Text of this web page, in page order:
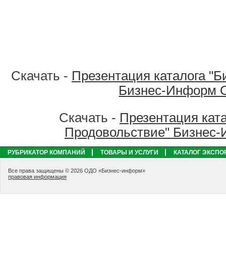
Скачать - Презентация каталога
Бизнес-Информ
Скачать - Презентация
Продовольствие"
РУБРИКАТОР КОМПАНИЙ ТОВАРЫ И УСЛУГИ КАТАЛОГ
Все права защищены © 2026 ОДО «Бизнес-информ»
правовая информация